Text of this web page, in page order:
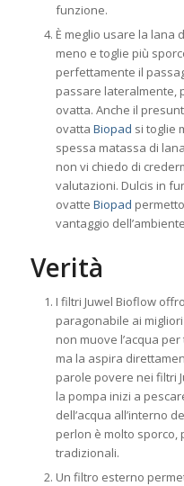
funzione.
È meglio usare la lana
meno e toglie più
perfettamente il
passare lateralmente,
ovatta. Anche il
ovatta Biopad si toglie
spessa matassa di
non vi chiedo di
valutazioni. Dulcis in
ovatte Biopad
vantaggio
Verità
I filtri Juwel Bioflow
paragonabile ai
non muove l’acqua
ma la aspira
parole povere nei filtri
la pompa inizi a
dell’acqua all’interno
perlon è molto sporco,
tradizionali.
Un filtro esterno